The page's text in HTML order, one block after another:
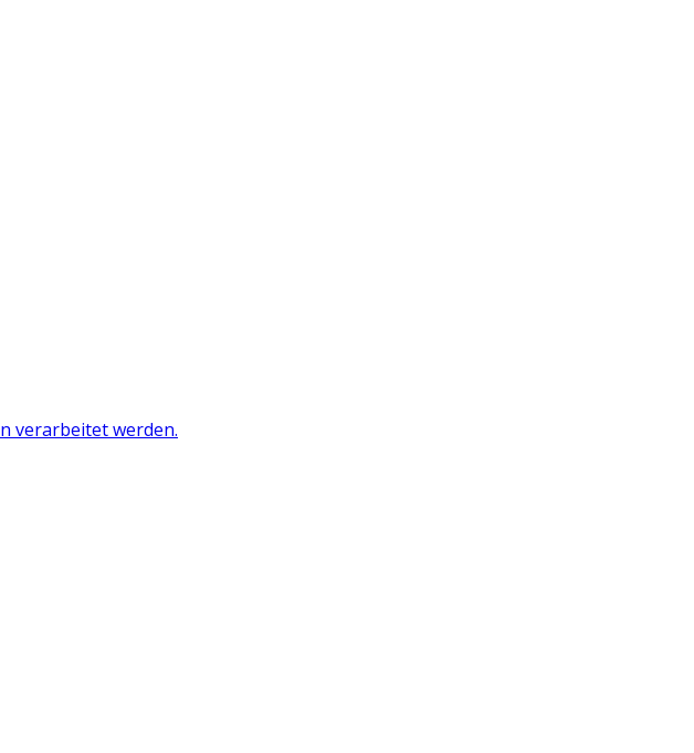
verarbeitet werden.